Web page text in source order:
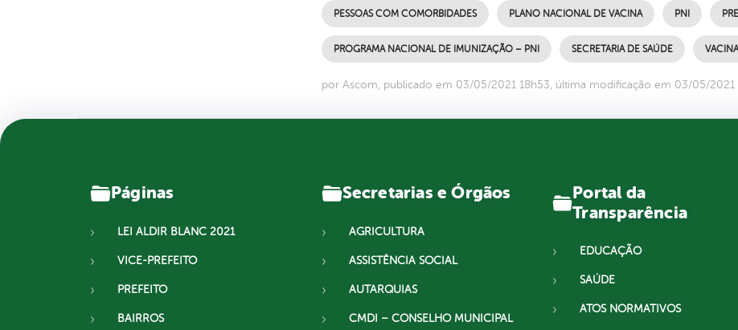
PESSOAS COM COMORBIDADES PLANO NACIONAL DE VACINA PNI
PROGRAMA NACIONAL DE IMUNIZAÇÃO – PNI SECRETARIA DE SAÚDE VACINA
por Ascom, publicado em 03/05/2021 18h53, última modificação em 03/05/2021
Páginas
LEI ALDIR BLANC 2021
VICE-PREFEITO
PREFEITO
BAIRROS
Secretarias e Órgãos
AGRICULTURA
ASSISTÊNCIA SOCIAL
AUTARQUIAS
CMDI – CONSELHO MUNICIPAL
Portal da
Transparência
EDUCAÇÃO
SAÚDE
ATOS NORMATIVOS